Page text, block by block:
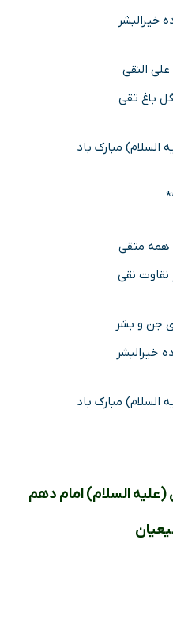
خیرالبشر
على النقى
باغ تقى
السلام) مبارک باد
همه متقى
نقى
جن و بشر
خیرالبشر
السلام) مبارک باد
(علیه السلام) امام دهم